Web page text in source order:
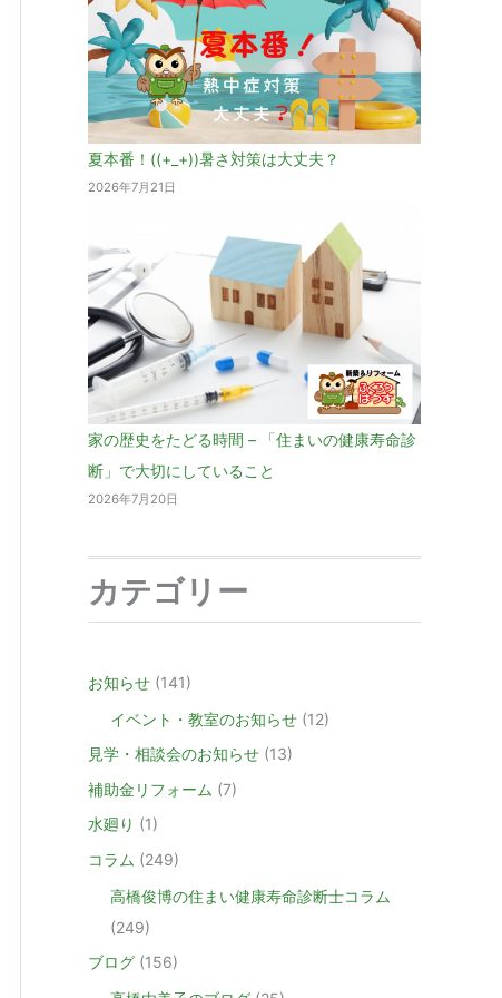
夏本番！((+_+))暑さ対策は大丈夫？
2026年7月21日
家の歴史をたどる時間 – 「住まいの健康寿命診
断」で大切にしていること
2026年7月20日
カテゴリー
お知らせ (141)
イベント・教室のお知らせ (12)
見学・相談会のお知らせ (13)
補助金リフォーム (7)
水廻り (1)
コラム (249)
高橋俊博の住まい健康寿命診断士コラム
(249)
ブログ (156)